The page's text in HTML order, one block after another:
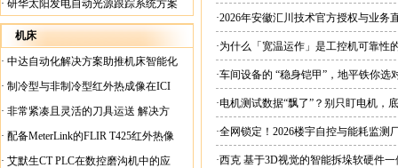
· 研华太阳发电自动光源跟踪系统方案
机床
· 中达自动化解决方案助推机床智能化
升级
· 制冷型与非制冷型红外热成像在ICI
工厂内完美配合
· 非常紧凑且灵活的刀具运送 解决方
案
· 配备MeterLink的FLIR T425红外热像
仪帮助Medite Europe Ltd加快红外检测
· 艾默生CT PLC在数控磨沟机中的应
·2026年安徽汇川技术官方授权与业务
现货直供平台
·为什么「宽温运作」是工控机可靠性
·车间设备的 “稳身铠甲”，地平铁你选
·电机测试数据“飘了”？别只盯电机，
·全网锁定！2026楼宇自控与能耗监
·西克 基于3D视觉的智能拆垛软硬件